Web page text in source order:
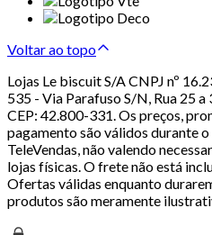
Voltar ao topo
Lojas Le biscuit S/A CNPJ nº
535 - Via Parafuso S/N, Rua 25
CEP: 42.800-331. Os preços,
pagamento são válidos durante
TeleVendas, não valendo
lojas físicas. O frete não está
Ofertas válidas enquanto
produtos são meramente